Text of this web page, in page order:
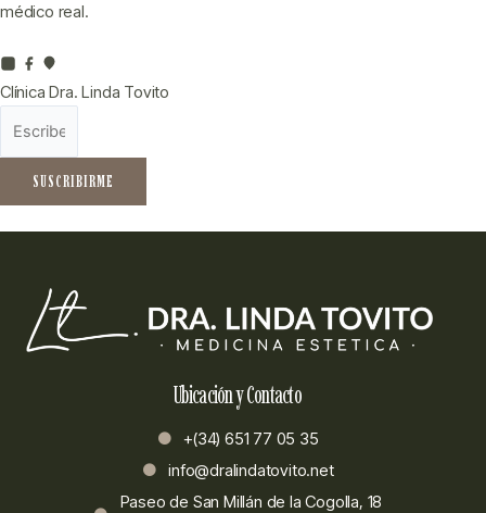
médico real.
Clínica Dra. Linda Tovito
electrónico
SUSCRIBIRME
Ubicación y Contacto
+(34) 651 77 05 35
info@dralindatovito.net
Paseo de San Millán de la Cogolla, 18